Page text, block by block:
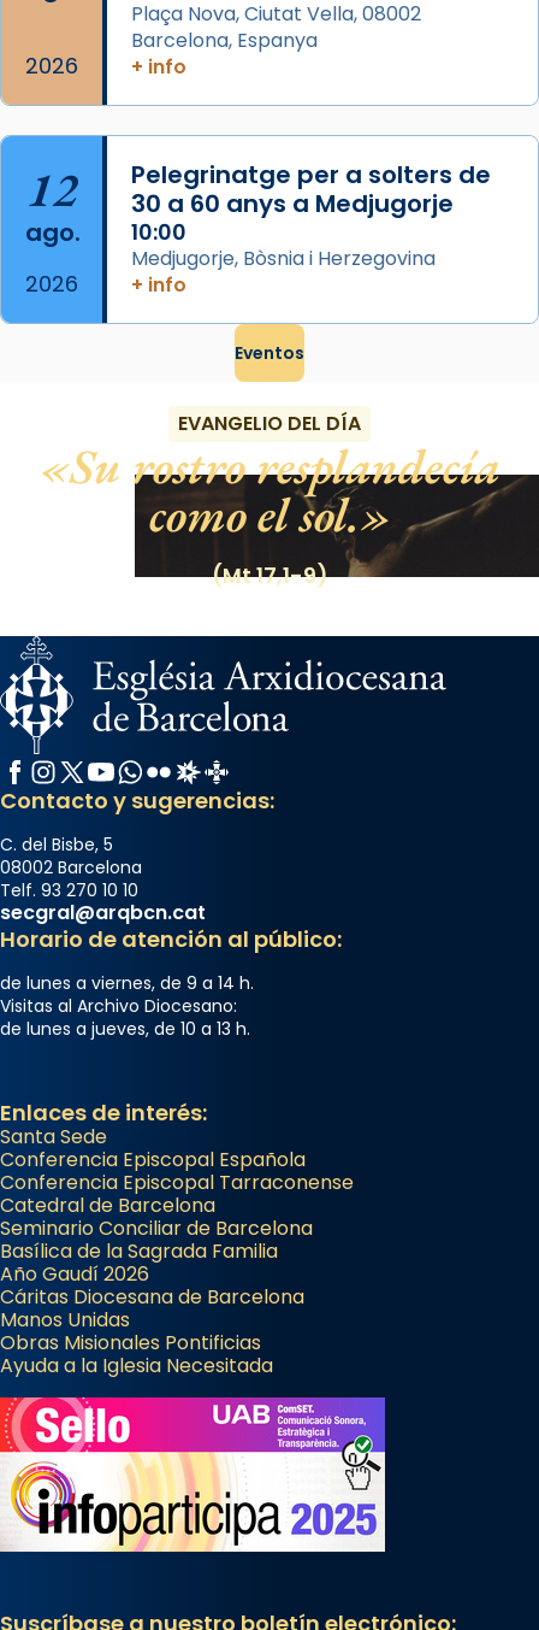
2026
Plaça Nova, Ciutat Vella, 08002
Barcelona, Espanya
+ info
12
ago.
2026
Pelegrinatge per a solters de
30 a 60 anys a Medjugorje
10:00
Medjugorje, Bòsnia i Herzegovina
+ info
Eventos
EVANGELIO DEL DÍA
Su rostro resplandecía
como el sol.
(Mt 17,1-9)
Facebook
Instagram
X / Twitter
YouTube
WhatsApp
FlickrRadio Estel
Catalunya Cristiana
Contacto y sugerencias:
C. del Bisbe, 5
08002 Barcelona
Telf. 93 270 10 10
secgral@arqbcn.cat
Horario de atención al público:
de lunes a viernes, de 9 a 14 h.
Visitas al Archivo Diocesano:
de lunes a jueves, de 10 a 13 h.
Enlaces de interés:
Santa Sede
Conferencia Episcopal Española
Conferencia Episcopal Tarraconense
Catedral de Barcelona
Seminario Conciliar de Barcelona
Basílica de la Sagrada Familia
Año Gaudí 2026
Cáritas Diocesana de Barcelona
Manos Unidas
Obras Misionales Pontificias
Ayuda a la Iglesia Necesitada
Suscríbase a nuestro boletín electrónico: